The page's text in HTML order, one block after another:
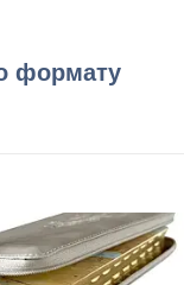
формату